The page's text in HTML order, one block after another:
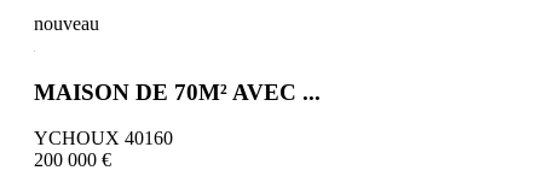
nouveau
MAISON DE 70M² AVEC ...
YCHOUX 40160
200 000 €